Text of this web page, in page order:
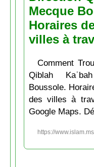
Mecque
Horaires
villes à
Comment
Qiblah
Boussole.
des villes à
Google Maps.
https://